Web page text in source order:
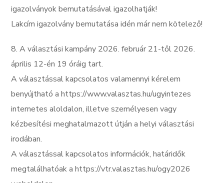
igazolványok bemutatásával igazolhatják!
Lakcím igazolvány bemutatása idén már nem kötelező!
8. A választási kampány 2026. február 21-től 2026.
április 12-én 19 óráig tart.
A választással kapcsolatos valamennyi kérelem
benyújtható a https://www.valasztas.hu/ugyintezes
internetes aloldalon, illetve személyesen vagy
kézbesítési meghatalmazott útján a helyi választási
irodában.
A választással kapcsolatos információk, határidők
megtalálhatóak a https://vtr.valasztas.hu/ogy2026